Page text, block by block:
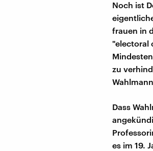
Noch ist
frauen in
"electoral
zu
Dass
es im 19.